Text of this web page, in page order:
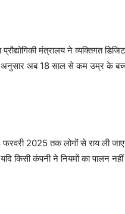
मंत्रालय ने व्यक्तिगत
अब 18 साल से कम उम्र के
2025 तक लोगों से राय ली
किसी कंपनी ने नियमों का पालन नहीं